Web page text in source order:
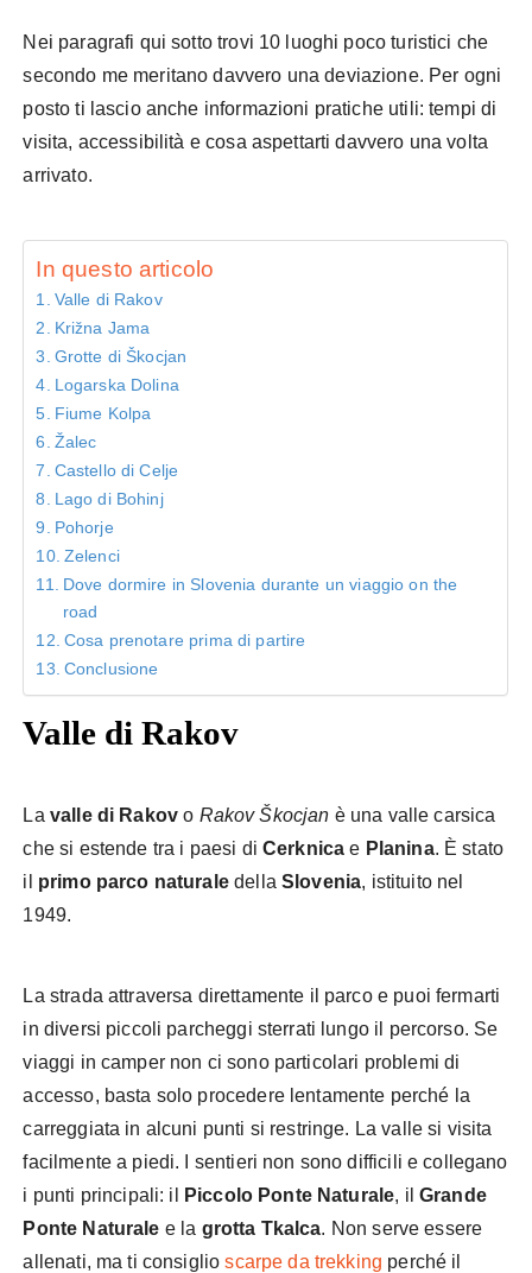
Nei paragrafi qui sotto trovi 10 luoghi poco turistici che
secondo me meritano davvero una deviazione. Per ogni
posto ti lascio anche informazioni pratiche utili: tempi di
visita, accessibilità e cosa aspettarti davvero una volta
arrivato.
In questo articolo
Valle di Rakov
Križna Jama
Grotte di Škocjan
Logarska Dolina
Fiume Kolpa
Žalec
Castello di Celje
Lago di Bohinj
Pohorje
Zelenci
Dove dormire in Slovenia durante un viaggio on the
road
Cosa prenotare prima di partire
Conclusione
Valle di Rakov
La valle di Rakov o Rakov Škocjan è una valle carsica
che si estende tra i paesi di Cerknica e Planina. È stato
il primo parco naturaledella Slovenia, istituito nel
1949.
La strada attraversa direttamente il parco e puoi fermarti
in diversi piccoli parcheggi sterrati lungo il percorso. Se
viaggi in camper non ci sono particolari problemi di
accesso, basta solo procedere lentamente perché la
carreggiata in alcuni punti si restringe. La valle si visita
facilmente a piedi. I sentieri non sono difficili e collegano
i punti principali: il
Piccolo Ponte Naturale, il Grande
Ponte Naturale e la grotta Tkalca. Non serve essere
allenati, ma ti consiglioscarpe da trekking perché il